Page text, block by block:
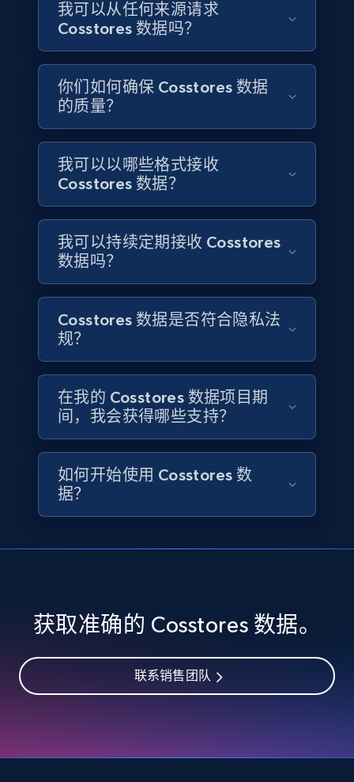
Social media
4.5K+ 508+ 立即购买
Reddit- Posts
Post id, URL, User posted, Title, Description,
Num comments, Date posted, Community
name, and more.
Social media
4.4K+ 432+ 立即购买
Glassdoor companies overview information
ID, Company, Ratings overall, Details size,
Details founded, Details type, Country code,
Company type, and more.
Business Popular Enriched
URL, Place id, Place name, Country, Address,
and more.
4.2K+ 303+ 立即购买
我可以从任何来源请求
Cosstores 数据吗？
你们如何确保 Cosstores 数据
的质量？
我可以以哪些格式接收
Cosstores 数据？
我可以持续定期接收 Cosstores
数据吗？
Cosstores 数据是否符合隐私法
规？
在我的 Cosstores 数据项目期
间，我会获得哪些支持？
如何开始使用 Cosstores 数
据？
获取准确的 Cosstores 数据。
联系销售团队